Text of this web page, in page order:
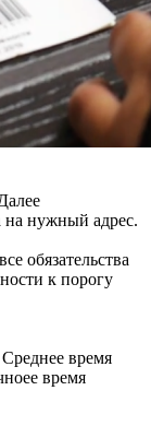
на нужный адрес.
обязательства
к порогу
время
время